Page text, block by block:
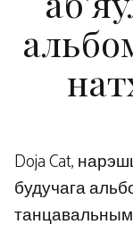
Doja Cat,
будучага
танцавальным